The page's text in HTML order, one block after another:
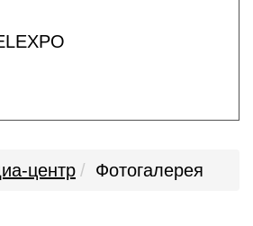
центр Фотогалерея